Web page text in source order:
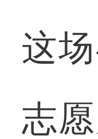
这
志